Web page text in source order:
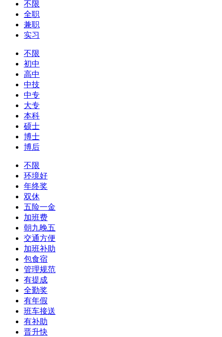
不限
全职
兼职
实习
不限
初中
高中
中技
中专
大专
本科
硕士
博士
博后
不限
环境好
年终奖
双休
五险一金
加班费
朝九晚五
交通方便
加班补助
包食宿
管理规范
有提成
全勤奖
有年假
班车接送
有补助
晋升快